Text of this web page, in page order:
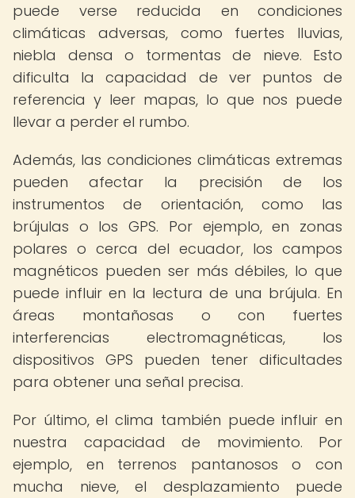
puede verse reducida en condiciones
climáticas adversas, como fuertes lluvias,
niebla densa o tormentas de nieve. Esto
dificulta la capacidad de ver puntos de
referencia y leer mapas, lo que nos puede
llevar a perder el rumbo.
Además, las condiciones climáticas extremas
pueden afectar la precisión de los
instrumentos de orientación, como las
brújulas o los GPS. Por ejemplo, en zonas
polares o cerca del ecuador, los campos
magnéticos pueden ser más débiles, lo que
puede influir en la lectura de una brújula. En
áreas montañosas o con fuertes
interferencias electromagnéticas, los
dispositivos GPS pueden tener dificultades
para obtener una señal precisa.
Por último, el clima también puede influir en
nuestra capacidad de movimiento. Por
ejemplo, en terrenos pantanosos o con
mucha nieve, el desplazamiento puede